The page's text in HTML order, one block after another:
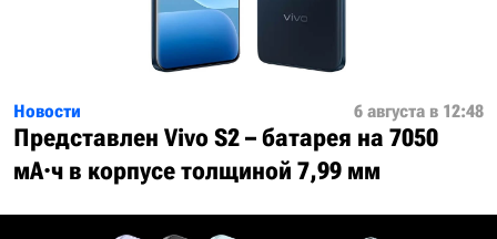
Новости 6 августа в 12:48
Представлен Vivo S2 – батарея на 7050
мА·ч в корпусе толщиной 7,99 мм